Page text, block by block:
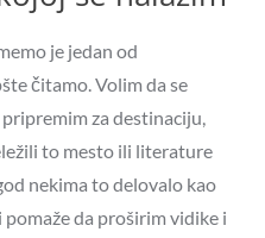
je jedan od
čitamo. Volim da se
za destinaciju,
to mesto ili literature
nekima to delovalo kao
da proširim vidike i